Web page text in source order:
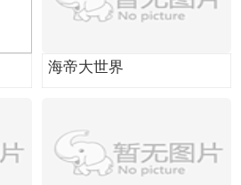
海帝大世界